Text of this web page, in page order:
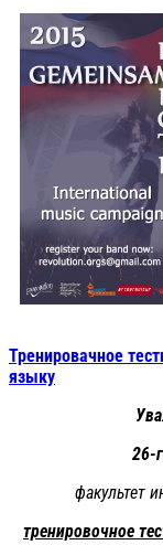
Тренировачное
языку
26-
факультет
тренировочное